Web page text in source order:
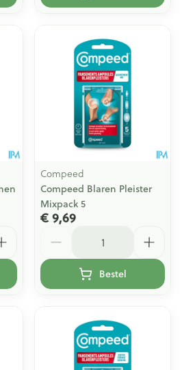
Compeed
Compeed Blaren Pleister
Mixpack 5
€ 9,69
Bestel